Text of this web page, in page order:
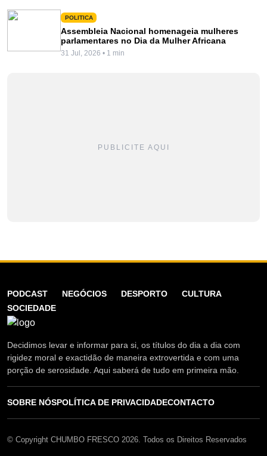
POLITICA
Assembleia Nacional homenageia mulheres
parlamentares no Dia da Mulher Africana
31 Jul, 2026 • 1 min
PUBLICITE AQUI
PODCAST NEGÓCIOS DESPORTO
CULTURA
SOCIEDADE
Decidimos levar e informar para si, os títulos do dia a dia com
rigidez moral e exactidão de maneira extrovertida e com uma
porção de serosidade. Aqui saberá de tudo em primeira mão.
SOBRE NÓSPOLÍTICA DE PRIVACIDADECONTACTO
© Copyright CHUMBO FRESCO 2026. Todos os Direitos Reservados